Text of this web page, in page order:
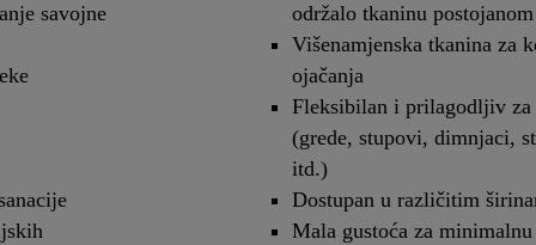
savojne
održalo tkaninu postojanom
Višenamjenska tkanina za
ojačanja
Fleksibilan i prilagodljiv
(grede, stupovi, dimnjaci,
itd.)
Dostupan u različitim
Mala gustoća za